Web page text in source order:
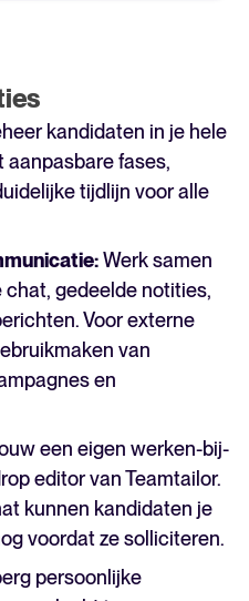
kandidaten in je hele
fases,
tijdlijn voor alle
Werk samen
gedeelde notities,
Voor externe
van
en
een eigen werken-bij-
editor van Teamtailor.
kunnen kandidaten je
voordat ze solliciteren.
persoonlijke